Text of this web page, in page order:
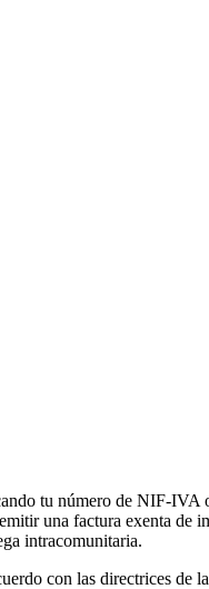
tu número de NIF-
una factura exenta de
intracomunitaria.
con las directrices